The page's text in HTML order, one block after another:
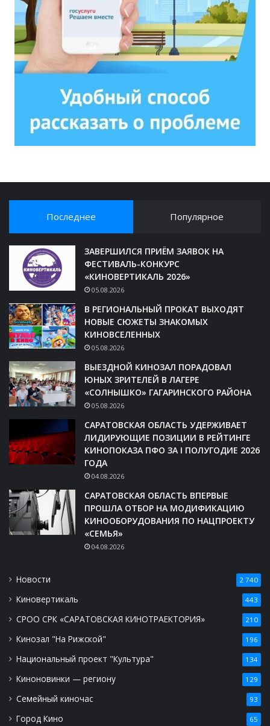
Последнее Популярное
ЗАВЕРШИЛСЯ ПРИЁМ ЗАЯВОК НА
ФЕСТИВАЛЬ-КОНКУРС
«КИНОВЕРТИКАЛЬ 2026»
05.08.2026
В РЕГИОНАЛЬНЫЙ ПРОКАТ ВЫХОДЯТ
НОВЫЕ СЮЖЕТЫ ЗНАКОМЫХ
КИНОВСЕЛЕННЫХ
05.08.2026
ВЫЕЗДНОЙ КИНОЗАЛ ПОРАДОВАЛ
ЮНЫХ ЗРИТЕЛЕЙ В ЛАГЕРЕ
«СОЛНЫШКО» ГАГАРИНСКОГО РАЙОНА
05.08.2026
САРАТОВСКАЯ ОБЛАСТЬ УДЕРЖИВАЕТ
ЛИДИРУЮЩИЕ ПОЗИЦИИ В РЕЙТИНГЕ
КИНОПОКАЗА ПФО ЗА I ПОЛУГОДИЕ 2026
ГОДА
04.08.2026
САРАТОВСКАЯ ОБЛАСТЬ ВПЕРВЫЕ
ПРОШЛА ОТБОР НА МОДИФИКАЦИЮ
КИНООБОРУДОВАНИЯ ПО НАЦПРОЕКТУ
«СЕМЬЯ»
04.08.2026
Новости 2 740
Киновертикаль 443
СРОО СРК «САРАТОВСКАЯ КИНОТРАЕКТОРИЯ» 210
Кинозал "На Рижской" 196
Национальный проект "Культура" 134
Киноновинки — региону 129
Семейный киночас 93
Город Кино 65